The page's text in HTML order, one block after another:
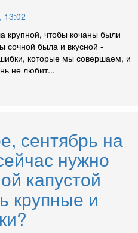
13:02
крупной, чтобы кочаны были
сочной была и вкусной -
которые мы совершаем, и
не любит...
сентябрь на
нужно
капустой
крупные и